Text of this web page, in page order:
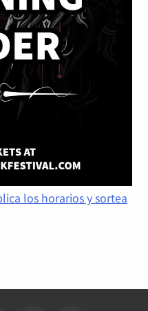
los horarios y sortea